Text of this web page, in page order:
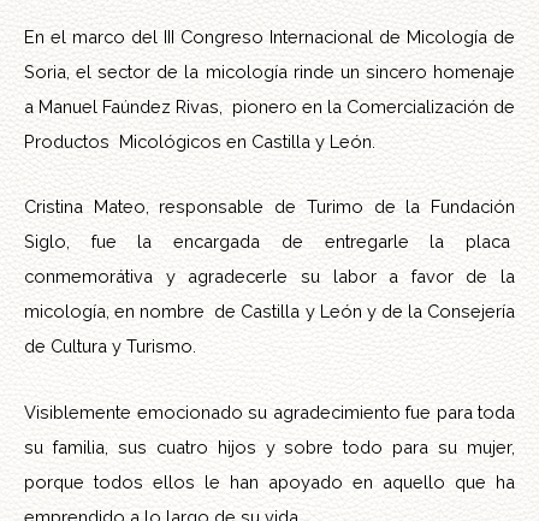
En el marco del III Congreso Internacional de Micología de
Soria, el sector de la micología rinde un sincero homenaje
a Manuel Faúndez Rivas, pionero en la Comercialización de
Productos Micológicos en Castilla y León.
Cristina Mateo, responsable de Turimo de la Fundación
Siglo, fue la encargada de entregarle la placa
conmemorátiva y agradecerle su labor a favor de la
micología, en nombre de Castilla y León y de la Consejería
de Cultura y Turismo.
Visiblemente emocionado su agradecimiento fue para toda
su familia, sus cuatro hijos y sobre todo para su mujer,
porque todos ellos le han apoyado en aquello que ha
emprendido a lo largo de su vida.